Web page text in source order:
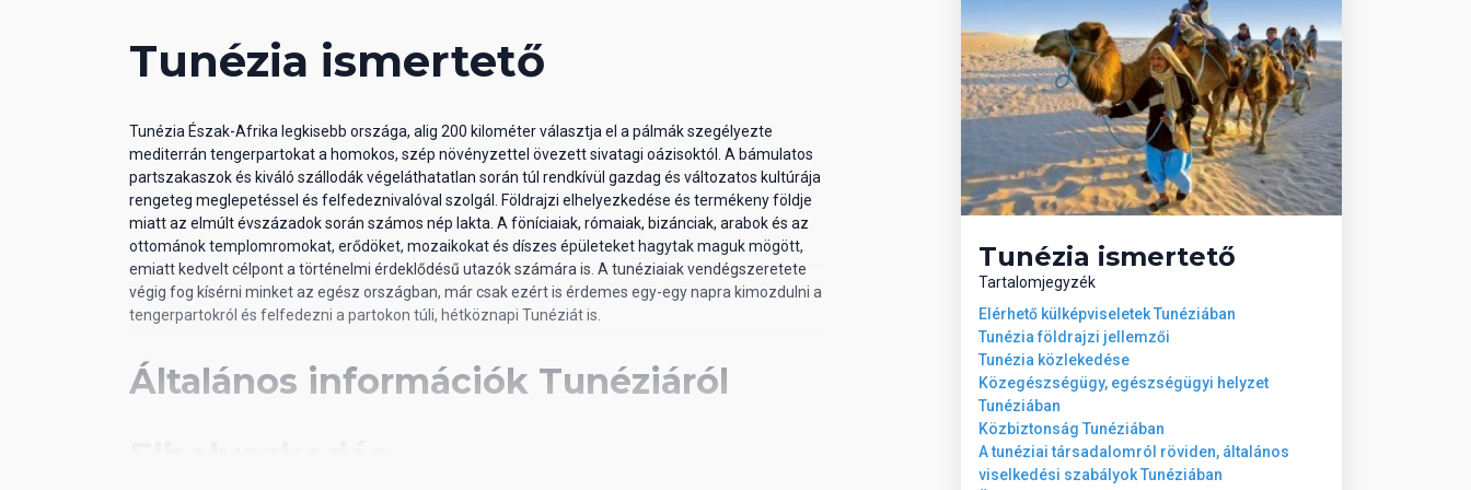
fitneszterem
asztalitenisz
strandröplabda
07 Sport és szórakozás térítés ellenében
spa- és wellness-központ
szauna
hammam
Tunézia ismertető
Tartalomjegyzék
Elérhető külképviseletek Tunéziában
Tunézia földrajzi jellemzői
Tunézia közlekedése
Közegészségügy, egészségügyi helyzet
Tunéziában
Közbiztonság Tunéziában
A tunéziai társadalomról röviden, általános
viselkedési szabályok Tunéziában
Tunézia ismertető
Tunézia Észak-Afrika legkisebb országa, alig 200 kilométer választja el a pálmák szegélyezte
mediterrán tengerpartokat a homokos, szép növényzettel övezett sivatagi oázisoktól. A bámulatos
partszakaszok és kiváló szállodák végeláthatatlan során túl rendkívül gazdag és változatos kultúrája
rengeteg meglepetéssel és felfedeznivalóval szolgál. Földrajzi elhelyezkedése és termékeny földje
miatt az elmúlt évszázadok során számos nép lakta. A föníciaiak, rómaiak, bizánciak, arabok és az
ottománok templomromokat, erődöket, mozaikokat és díszes épületeket hagytak maguk mögött,
emiatt kedvelt célpont a történelmi érdeklődésű utazók számára is. A tunéziaiak vendégszeretete
végig fog kísérni minket az egész országban, már csak ezért is érdemes egy-egy napra kimozdulni a
tengerpartokról és felfedezni a partokon túli, hétköznapi Tunéziát is.
Általános információk Tunéziáról